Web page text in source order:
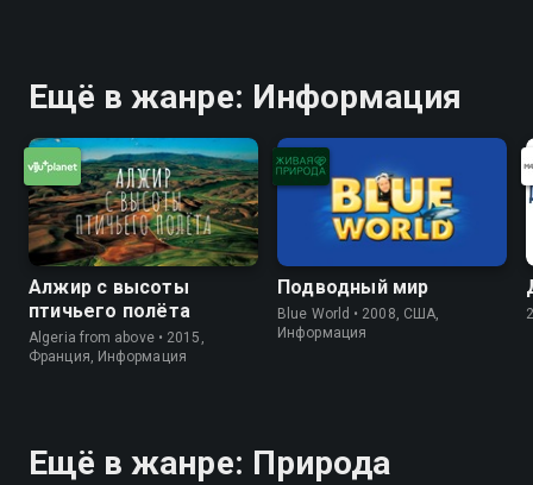
Ещё в жанре: Информация
Алжир с высоты
птичьего полёта
Algeria from above • 2015,
Франция, Информация
Подводный мир
Blue World • 2008, США,
Информация
Ещё в жанре: Природа